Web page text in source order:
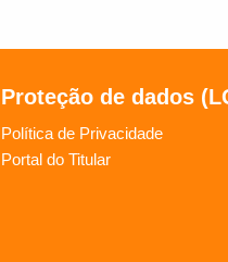
Proteção de dados
Política de Privacidade
Portal do Titular